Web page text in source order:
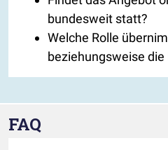
bundesweit statt?
Welche Rolle
beziehungsweise
FAQ